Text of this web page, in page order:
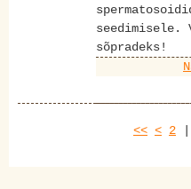
seedimisele.
sõpradeks!
<< < 2